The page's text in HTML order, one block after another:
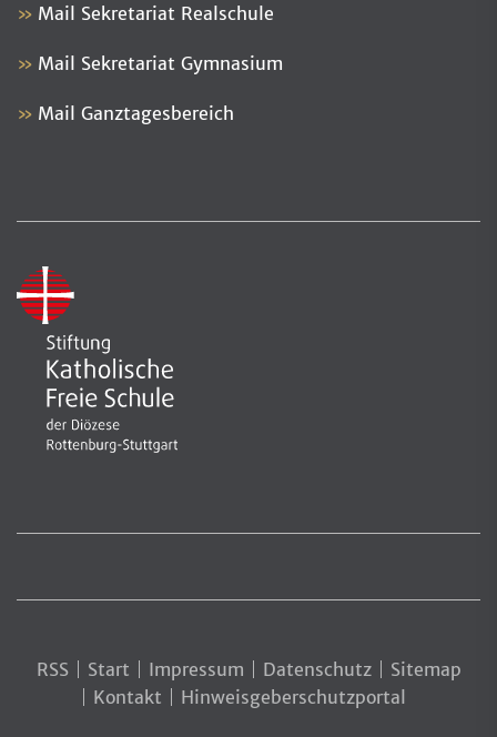
Mail Sekretariat Realschule
Mail Sekretariat Gymnasium
Mail Ganztagesbereich
RSS Start Impressum Datenschutz
Sitemap
Kontakt
Hinweisgeberschutzportal